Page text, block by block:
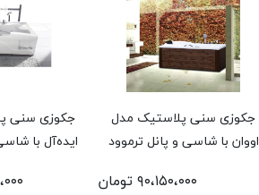
جکوزی سنی پلاستیک مدل
اووان با شاسی و پانل ترموود
۹۰،۱۵۰،۰۰۰ تومان
جکوزی سنی
ایده‌آل با